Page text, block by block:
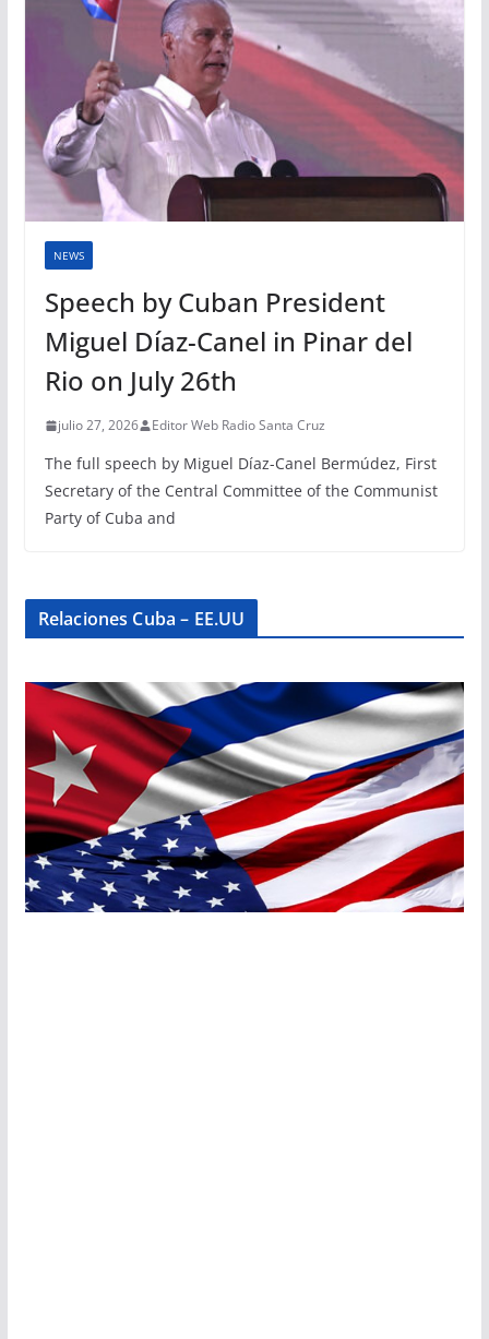
NEWS
Speech by Cuban President
Miguel Díaz-Canel in Pinar del
Rio on July 26th
julio 27, 2026 Editor Web Radio Santa Cruz
The full speech by Miguel Díaz-Canel Bermúdez, First
Secretary of the Central Committee of the Communist
Party of Cuba and
Relaciones Cuba – EE.UU